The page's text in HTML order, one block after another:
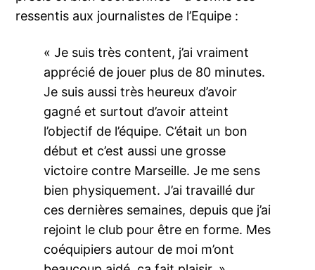
ressentis aux journalistes de l’Equipe :
« Je suis très content, j’ai vraiment
apprécié de jouer plus de 80 minutes.
Je suis aussi très heureux d’avoir
gagné et surtout d’avoir atteint
l’objectif de l’équipe. C’était un bon
début et c’est aussi une grosse
victoire contre Marseille. Je me sens
bien physiquement. J’ai travaillé dur
ces dernières semaines, depuis que j’ai
rejoint le club pour être en forme. Mes
coéquipiers autour de moi m’ont